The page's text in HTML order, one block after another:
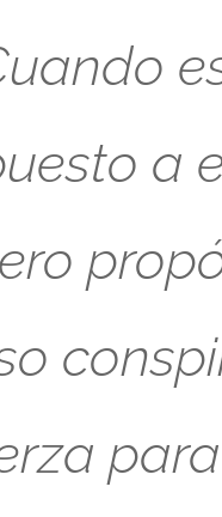
a